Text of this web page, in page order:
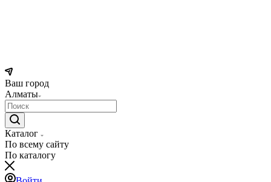
Ваш город
Алматы
Каталог
По всему сайту
По каталогу